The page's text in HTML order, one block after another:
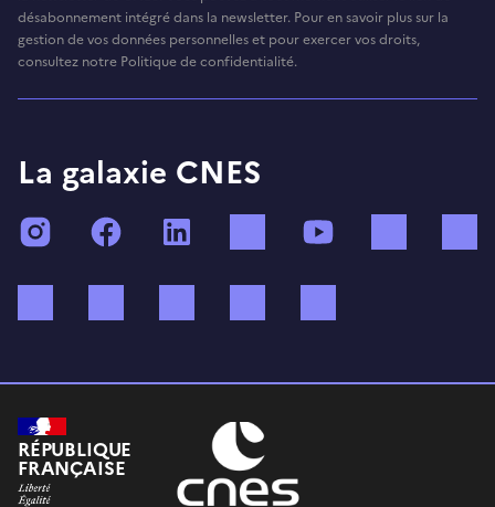
désabonnement intégré dans la newsletter. Pour en savoir plus sur la
gestion de vos données personnelles et pour exercer vos droits,
consultez notre Politique de confidentialité.
La galaxie CNES
InstagramFacebook TikTok
RÉPUBLIQUE
FRANÇAISE